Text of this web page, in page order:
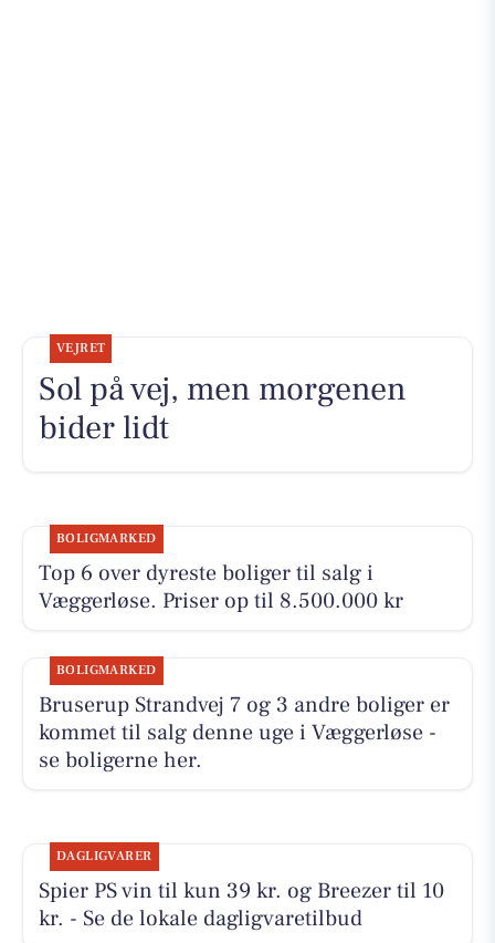
VEJRET
Sol på vej, men morgenen
bider lidt
BOLIGMARKED
Top 6 over dyreste boliger til salg i
Væggerløse. Priser op til 8.500.000 kr
BOLIGMARKED
Bruserup Strandvej 7 og 3 andre boliger er
kommet til salg denne uge i Væggerløse -
se boligerne her.
DAGLIGVARER
Spier PS vin til kun 39 kr. og Breezer til 10
kr. - Se de lokale dagligvaretilbud